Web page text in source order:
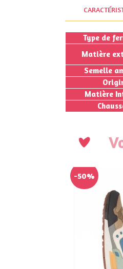
Type de
Matière
Semelle
Matière
-50%